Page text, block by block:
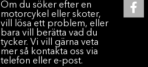
Om du söker efter en
motorcykel eller skoter,
vill lösa ett problem, eller
bara vill berätta vad du
tycker. Vi vill gärna veta
mer så kontakta oss via
telefon eller e-post.